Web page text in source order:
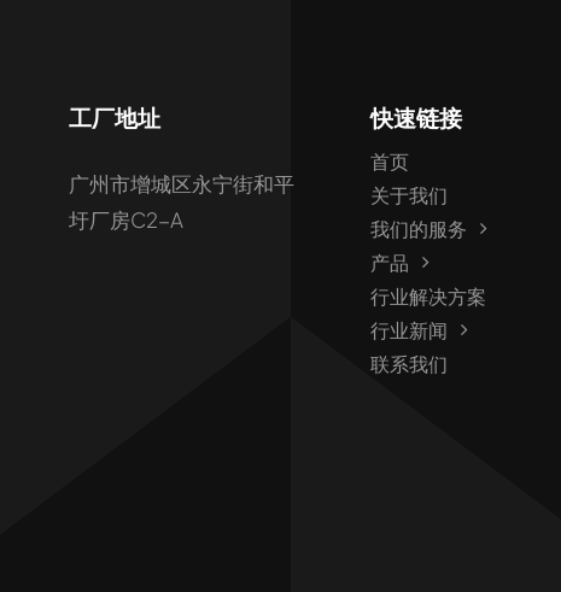
工厂地址
广州市增城区永宁街和平
圩厂房C2-A
快速链接
首页
关于我们
我们的服务
产品
行业解决方案
行业新闻
联系我们